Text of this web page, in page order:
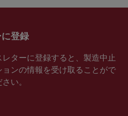
登録
ターに登録すると、製造中止
ンの情報を受け取ることがで
い。